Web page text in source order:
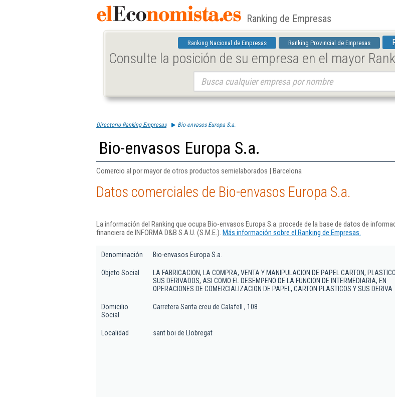
Ranking de Empresas
Ranking Nacional de Empresas Ranking Provincial de Empresas
Consulte la posición de su empresa en el mayor
Directorio Ranking Empresas Bio-envasos Europa S.a.
Bio-envasos Europa S.a.
Comercio al por mayor de otros productos semielaborados | Barcelona
Datos comerciales de Bio-envasos Europa S.a.
La información del Ranking que ocupa Bio-envasos Europa S.a. procede de la base de datos de
financiera de INFORMA D&B S.A.U. (S.M.E.). Más información sobre el Ranking de Empresas.
Denominación Bio-envasos Europa S.a.
Objeto Social
LA FABRICACION, LA COMPRA, VENTA Y MANIPULACION DE PAPEL CARTON,
SUS DERIVADOS, ASI COMO EL DESEMPENO DE LA FUNCION DE INTERMEDIARIA, EN
OPERACIONES DE COMERCIALIZACION DE PAPEL, CARTON PLASTICOS Y SUS DERIVA
Domicilio
Social
Carretera Santa creu de Calafell , 108
Localidad sant boi de Llobregat